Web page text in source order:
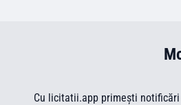
Cu licitatii.app primești